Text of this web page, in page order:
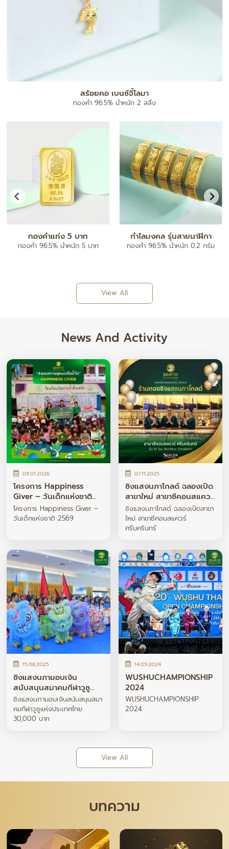
แผ่นทองมงคล
ทองคำ 96.5% น้ำหนัก 0.1 กรัม
จี้ตัวอักษร A-Z
ทองคำ 96.5% น้ำหนัก ครึ่งสลึง/ 1
กำไลข้อมือ
ทองคำ 80% ฝังเพชรแท้
View All
News And Activity
09.01.2026
โครงการ Happiness
Giver – วันเด็กแห่งชาติ
2569
โครงการ Happiness Giver –
วันเด็กแห่งชาติ 2569
07.11.2025
ซิงแสงนภาโกลด์ ฉลองเปิด
สาขาใหม่ สาขาซีคอนสแควร์
ศรีนครินทร์
ซิงแสงนภาโกลด์ ฉลองเปิดสาขา
ใหม่ สาขาซีคอนสแควร์
ศรีนครินทร์
15.08.2025
ซิงแสงนภามอบเงิน
สนับสนุนสมาคมกีฬาวูซู
แห่งประเทศไทย 30,000
บาท
ซิงแสงนภามอบเงินสนับสนุนสมา
คมกีฬาวูซูแห่งประเทศไทย
30,000 บาท
14.09.2024
WUSHUCHAMPIONSHIP
2024
WUSHUCHAMPIONSHIP
2024
View All
บทความ